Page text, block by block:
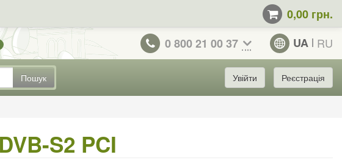
0,00 грн.
0 800 21 00 37 UA RU
Пошук Увійти Реєстрація
S2 PCI